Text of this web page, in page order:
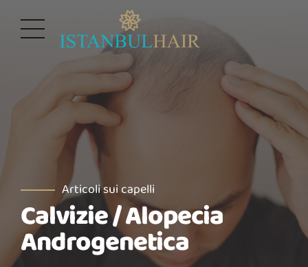
Articoli sui capelli
Calvizie / Alopecia
Androgenetica